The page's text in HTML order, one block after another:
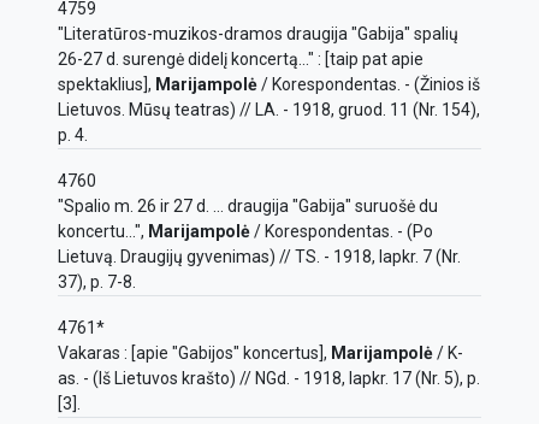
4759
"Literatūros-muzikos-dramos draugija "Gabija" spalių
26-27 d. surengė didelį koncertą..." : [taip pat apie
spektaklius], Marijampolė/ Korespondentas. - (Žinios iš
Lietuvos. Mūsų teatras) // LA. - 1918, gruod. 11 (Nr. 154),
p. 4.
4760
"Spalio m. 26 ir 27 d. ... draugija "Gabija" suruošė du
koncertu...", Marijampolė/ Korespondentas. - (Po
Lietuvą. Draugijų gyvenimas) // TS. - 1918, lapkr. 7 (Nr.
37), p. 7-8.
4761*
Vakaras : [apie "Gabijos" koncertus], Marijampolė/ K-
as. - (Iš Lietuvos krašto) // NGd. - 1918, lapkr. 17 (Nr. 5), p.
[3].